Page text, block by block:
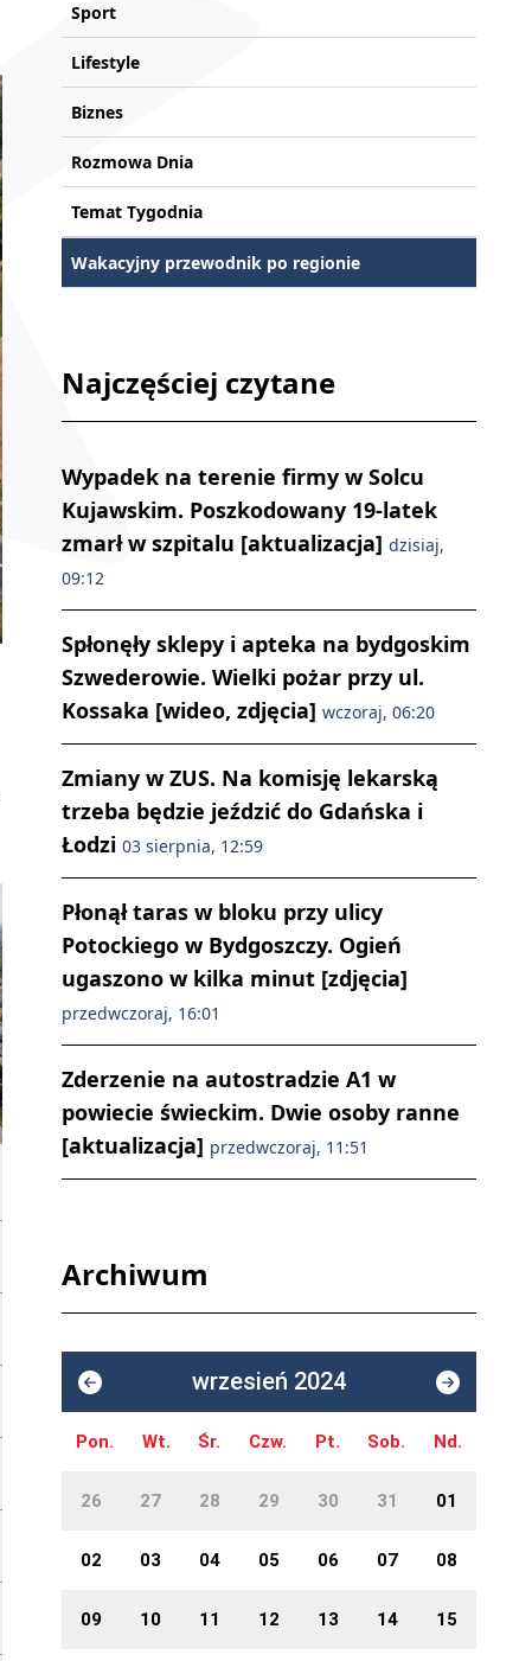
Sport
Lifestyle
Biznes
Rozmowa Dnia
Temat Tygodnia
Wakacyjny przewodnik po regionie
Najczęściej czytane
Wypadek na terenie firmy w Solcu
Kujawskim. Poszkodowany 19-latek
zmarł w szpitalu [aktualizacja] dzisiaj,
09:12
Spłonęły sklepy i apteka na bydgoskim
Szwederowie. Wielki pożar przy ul.
Kossaka [wideo, zdjęcia] wczoraj, 06:20
Zmiany w ZUS. Na komisję lekarską
trzeba będzie jeździć do Gdańska i
Łodzi 03 sierpnia, 12:59
Płonął taras w bloku przy ulicy
Potockiego w Bydgoszczy. Ogień
ugaszono w kilka minut [zdjęcia]
przedwczoraj, 16:01
Zderzenie na autostradzie A1 w
powiecie świeckim. Dwie osoby ranne
[aktualizacja] przedwczoraj, 11:51
Archiwum
wrzesień 2024
Pon. Wt. Śr. Czw. Pt. Sob. Nd.
26 27 28 29 30 31 01
02 03 04 05 06 07 08
09 10 11 12 13 14 15